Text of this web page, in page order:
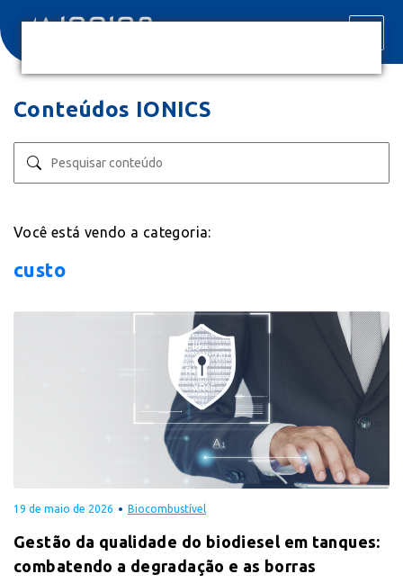
Conteúdos IONICS
Você está vendo a categoria:
custo
19 de maio de 2026 Biocombustível
Gestão da qualidade do biodiesel em tanques:
combatendo a degradação e as borras